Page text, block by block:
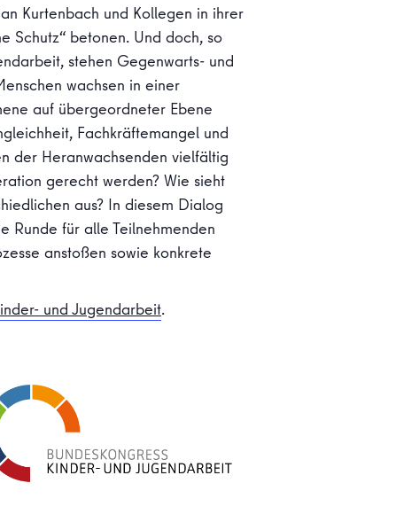
Kurtenbach und Kollegen in ihrer
Schutz“ betonen. Und doch, so
stehen Gegenwarts- und
wachsen in einer
auf übergeordneter Ebene
Fachkräftemangel und
der Heranwachsenden vielfältig
gerecht werden? Wie sieht
aus? In diesem Dialog
Runde für alle Teilnehmenden
anstoßen sowie konkrete
und Jugendarbeit.